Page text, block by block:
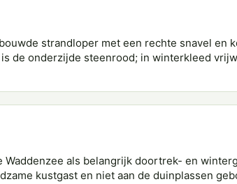
strandloper met een rechte snavel en
de onderzijde steenrood; in winterkleed
als belangrijk doortrek- en
kustgast en niet aan de duinplassen